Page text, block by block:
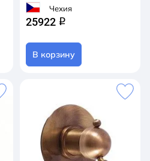
Чехия
25922 q
В корзину